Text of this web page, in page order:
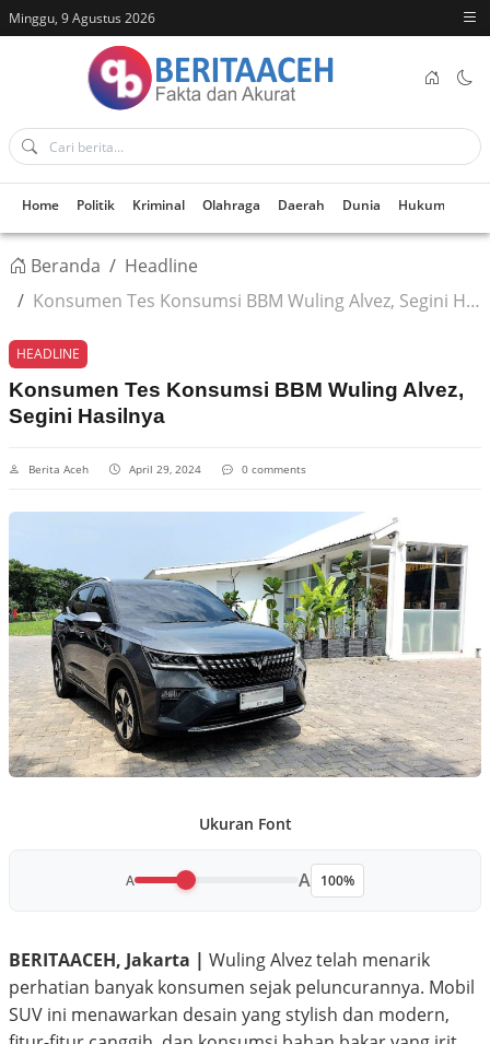
Minggu, 9 Agustus 2026
Home Politik Kriminal Olahraga Daerah Dunia Hukum
Beranda
Headline
Konsumen Tes Konsumsi BBM Wuling Alvez, Segini Hasilnya
HEADLINE
Konsumen Tes Konsumsi BBM Wuling Alvez,
Segini Hasilnya
Berita Aceh April 29, 2024 0 comments
Ukuran Font
A A 100%
BERITAACEH, Jakarta | Wuling Alvez telah menarik
perhatian banyak konsumen sejak peluncurannya. Mobil
SUV ini menawarkan desain yang stylish dan modern,